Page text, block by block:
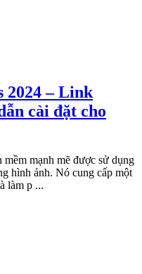
2024 – Link
cài đặt cho
mạnh mẽ được sử dụng
hình ảnh. Nó cung cấp một
làm p ...